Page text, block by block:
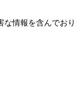
な情報を含んでおり